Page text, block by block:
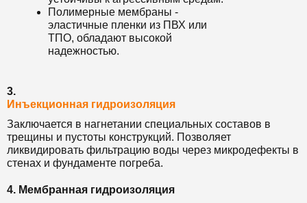
Полимерные мембраны -
эластичные пленки из ПВХ или
ТПО, обладают высокой
надежностью.
3.
Инъекционная гидроизоляция
Заключается в нагнетании специальных составов в
трещины и пустоты конструкций. Позволяет
ликвидировать фильтрацию воды через микродефекты в
стенах и фундаменте погреба.
4. Мембранная гидроизоляция